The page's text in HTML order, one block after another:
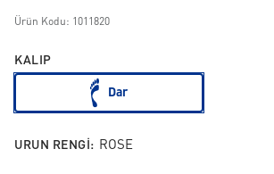
Ürün Kodu: 1011820
KALIP
Dar
URUN RENGI: ROSE